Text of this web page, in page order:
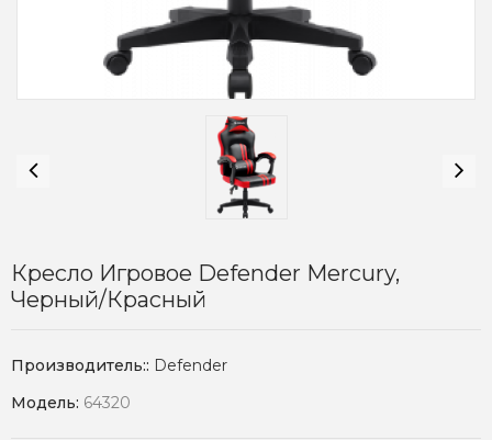
Кресло Игровое Defender Mercury,
Черный/красный
Производитель:: Defender
Модель: 64320